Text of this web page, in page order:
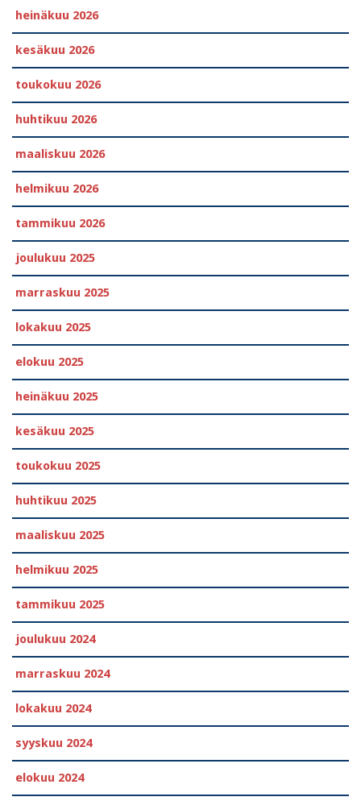
heinäkuu 2026
kesäkuu 2026
toukokuu 2026
huhtikuu 2026
maaliskuu 2026
helmikuu 2026
tammikuu 2026
joulukuu 2025
marraskuu 2025
lokakuu 2025
elokuu 2025
heinäkuu 2025
kesäkuu 2025
toukokuu 2025
huhtikuu 2025
maaliskuu 2025
helmikuu 2025
tammikuu 2025
joulukuu 2024
marraskuu 2024
lokakuu 2024
syyskuu 2024
elokuu 2024